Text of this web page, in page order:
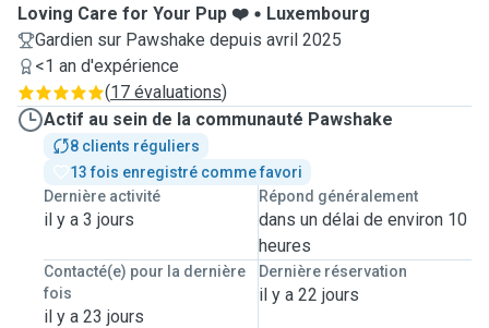
Loving Care for Your Pup ❤️
Luxembourg
Gardien sur Pawshake depuis avril 2025
<1 an d'expérience
(17 évaluations)
Actif au sein de la communauté Pawshake
8 clients réguliers
13 fois enregistré comme favori
Dernière activité
il y a 3 jours
Répond généralement
dans un délai de environ 10
heures
Contacté(e) pour la dernière
fois
il y a 23 jours
Dernière réservation
il y a 22 jours